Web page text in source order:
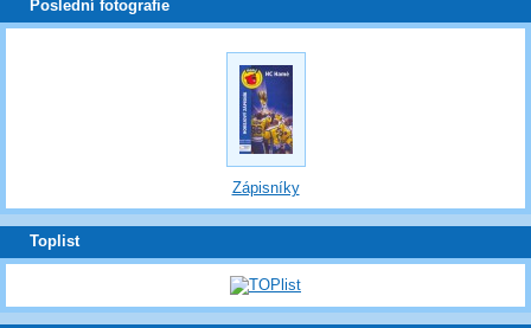
Poslední fotografie
Zápisníky
Toplist